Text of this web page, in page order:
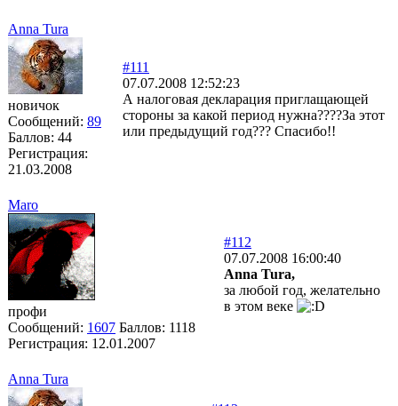
Anna Tura
новичок
Сообщений: 89
Баллов: 44
Регистрация:
21.03.2008
#111
07.07.2008 12:52:23
А налоговая декларация приглащающей
стороны за какой период нужна????За этот
или предыдущий год??? Спасибо!!
Maro
профи
Сообщений: 1607 Баллов: 1118
Регистрация: 12.01.2007
#112
07.07.2008 16:00:40
Anna Tura,
за любой год, желательно
в этом веке
Anna Tura